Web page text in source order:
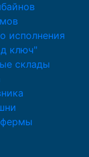
исполнения
ключ"
склады